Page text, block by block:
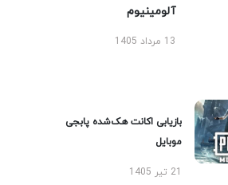
آلومینیوم
13 مرداد 1405
بازیابی اکانت هک‌شده پابجی
موبایل
21 تیر 1405